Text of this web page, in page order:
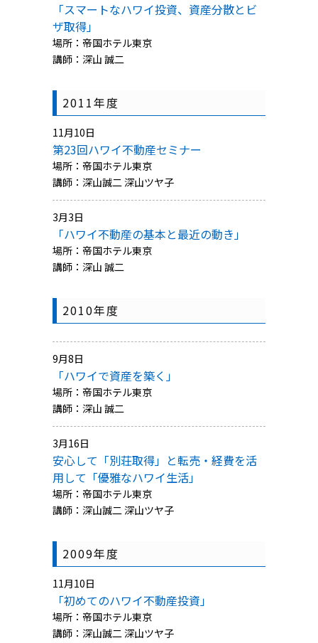
「スマートなハワイ投資、資産分散とビ
ザ取得」
場所：帝国ホテル東京
講師：深山 誠二
2011年度
11月10日
第23回ハワイ不動産セミナー
場所：帝国ホテル東京
講師：深山誠二 深山ツヤ子
3月3日
「ハワイ不動産の基本と最近の動き」
場所：帝国ホテル東京
講師：深山 誠二
2010年度
9月8日
「ハワイで資産を築く」
場所：帝国ホテル東京
講師：深山 誠二
3月16日
安心して「別荘取得」と転売・経費を活
用して「優雅なハワイ生活」
場所：帝国ホテル東京
講師：深山誠二 深山ツヤ子
2009年度
11月10日
「初めてのハワイ不動産投資」
場所：帝国ホテル東京
講師：深山誠二 深山ツヤ子